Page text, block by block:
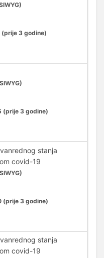
(prije 3 godine)
(prije 3 godine)
stanja
covid-19
(prije 3 godine)
stanja
covid-19